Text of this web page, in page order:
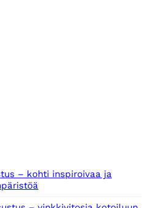
– kohti inspiroivaa ja